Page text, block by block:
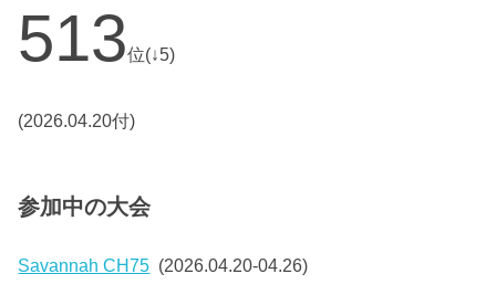
513位(↓5)
(2026.04.20付)
参加中の大会
Savannah CH75 (2026.04.20-04.26)